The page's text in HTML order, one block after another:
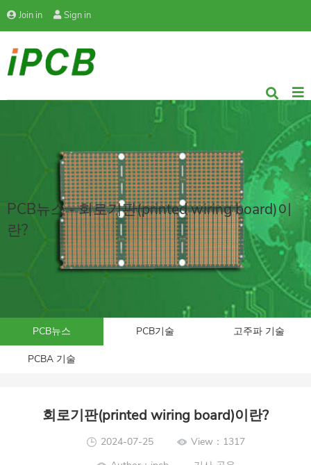
Join in Sign in
PCB뉴스 - 회로기판(printed wiring board)이
란?
PCB뉴스 PCB기술 고주파 기술
PCBA 기술
회로기판(printed wiring board)이란?
2024-07-25
View：1317